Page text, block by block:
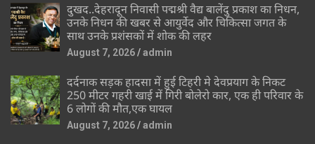
दुखद..देहरादून निवासी पद्मश्री वैद्य बालेंदु प्रकाश का निधन,
उनके निधन की खबर से आयुर्वेद और चिकित्सा जगत के
साथ उनके प्रशंसकों में शोक की लहर
August 7, 2026 admin
दर्दनाक सड़क हादसा में हुई टिहरी मे देवप्रयाग के निकट
250 मीटर गहरी खाई में गिरी बोलेरो कार, एक ही परिवार के
6 लोगों की मौत,एक घायल
August 7, 2026 admin